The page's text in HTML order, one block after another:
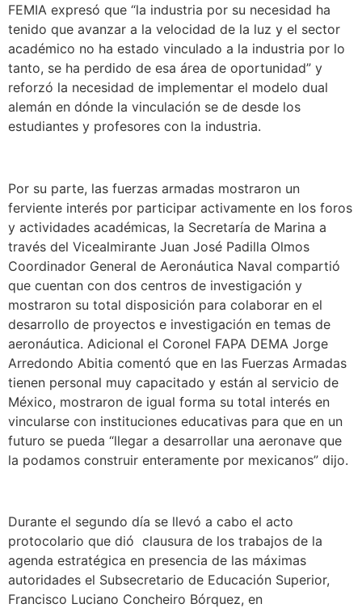
FEMIA expresó que “la industria por su necesidad ha
tenido que avanzar a la velocidad de la luz y el sector
académico no ha estado vinculado a la industria por lo
tanto, se ha perdido de esa área de oportunidad” y
reforzó la necesidad de implementar el modelo dual
alemán en dónde la vinculación se de desde los
estudiantes y profesores con la industria.
Por su parte, las fuerzas armadas mostraron un
ferviente interés por participar activamente en los foros
y actividades académicas, la Secretaría de Marina a
través del Vicealmirante Juan José Padilla Olmos
Coordinador General de Aeronáutica Naval compartió
que cuentan con dos centros de investigación y
mostraron su total disposición para colaborar en el
desarrollo de proyectos e investigación en temas de
aeronáutica. Adicional el Coronel FAPA DEMA Jorge
Arredondo Abitia comentó que en las Fuerzas Armadas
tienen personal muy capacitado y están al servicio de
México, mostraron de igual forma su total interés en
vincularse con instituciones educativas para que en un
futuro se pueda “llegar a desarrollar una aeronave que
la podamos construir enteramente por mexicanos” dijo.
Durante el segundo día se llevó a cabo el acto
protocolario que dió clausura de los trabajos de la
agenda estratégica en presencia de las máximas
autoridades el Subsecretario de Educación Superior,
Francisco Luciano Concheiro Bórquez, en